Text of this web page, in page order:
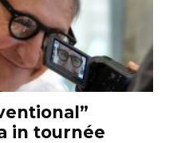
in tournée